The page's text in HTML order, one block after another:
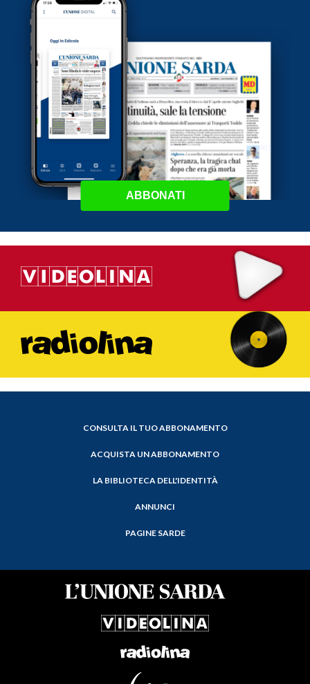
ABBONATI
CONSULTA IL TUO ABBONAMENTO
ACQUISTA UN ABBONAMENTO
LA BIBLIOTECA DELL'IDENTITÀ
ANNUNCI
PAGINE SARDE